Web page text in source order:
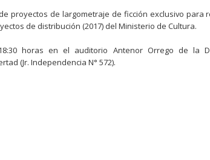
proyectos de largometraje de ficción exclusivo para
de distribución (2017) del Ministerio de Cultura.
horas en el auditorio Antenor Orrego de la
(Jr. Independencia N° 572).